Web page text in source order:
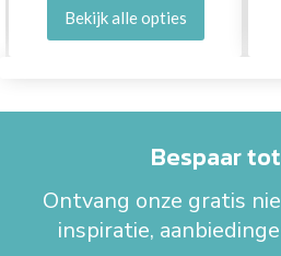
Bekijk alle opties
Bespaar
Ontvang onze gratis
inspiratie,